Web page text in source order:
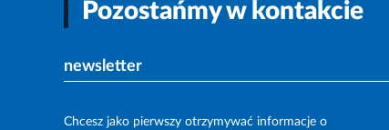
Pozostańmy w kontakcie
newsletter
Chcesz jako pierwszy otrzymywać informacje o